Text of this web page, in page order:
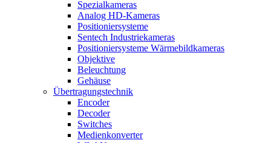
Spezialkameras
Analog HD-Kameras
Positioniersysteme
Sentech Industriekameras
Positioniersysteme Wärmebildkameras
Objektive
Beleuchtung
Gehäuse
Übertragungstechnik
Encoder
Decoder
Switches
Medienkonverter